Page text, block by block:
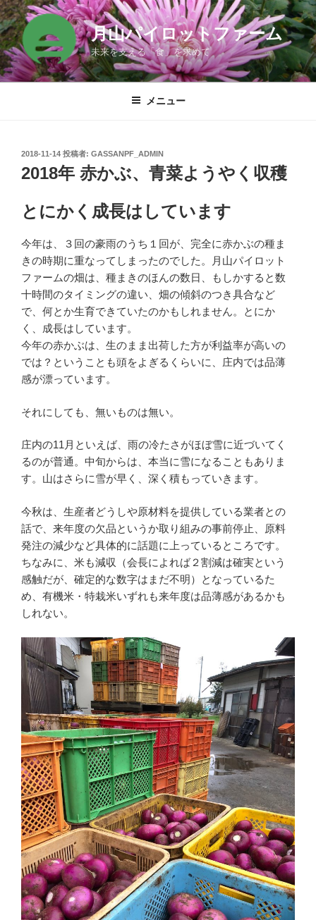
コ
ン
テ
ン
ツ
月山パイロットファーム
未来を支える「食」を求めて
メニュー
投
稿
日:
2018-11-14 投稿者: GASSANPF_ADMIN
2018年 赤かぶ、青菜ようやく収穫
とにかく成長はしています
今年は、３回の豪雨のうち１回が、完全に赤かぶの種ま
きの時期に重なってしまったのでした。月山パイロット
ファームの畑は、種まきのほんの数日、もしかすると数
十時間のタイミングの違い、畑の傾斜のつき具合など
で、何とか生育できていたのかもしれません。とにか
く、成長はしています。
今年の赤かぶは、生のまま出荷した方が利益率が高いの
では？ということも頭をよぎるくらいに、庄内では品薄
感が漂っています。
それにしても、無いものは無い。
庄内の11月といえば、雨の冷たさがほぼ雪に近づいてく
るのが普通。中旬からは、本当に雪になることもありま
す。山はさらに雪が早く、深く積もっていきます。
今秋は、生産者どうしや原材料を提供している業者との
話で、来年度の欠品というか取り組みの事前停止、原料
発注の減少など具体的に話題に上っているところです。
ちなみに、米も減収（会長によれば２割減は確実という
感触だが、確定的な数字はまだ不明）となっているた
め、有機米・特栽米いずれも来年度は品薄感があるかも
しれない。